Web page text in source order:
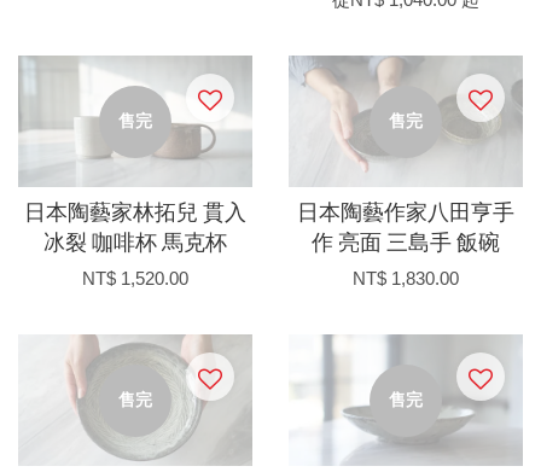
售完
日本陶藝家林拓兒 貫入
冰裂 咖啡杯 馬克杯
NT$ 1,520.00
售完
日本陶藝作家八田亨手
作 亮面 三島手 飯碗
NT$ 1,830.00
售完 售完